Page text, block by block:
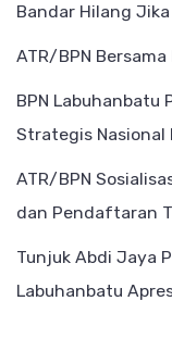
Bandar Hilang
ATR/BPN
BPN Labuhanbatu
Strategis Nasional
ATR/BPN
dan Pendaftaran
Tunjuk Abdi Jaya
Labuhanbatu